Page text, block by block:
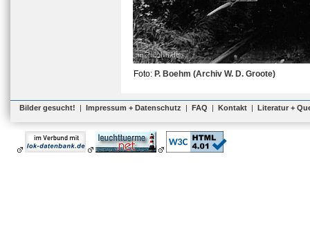
Foto: P. Boehm (Archiv W. D. Groote)
Bilder gesucht! | Impressum + Datenschutz | FAQ | Kontakt | Literatur +